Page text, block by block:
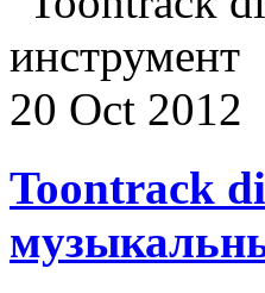
20 Oct 2012
Toontrack